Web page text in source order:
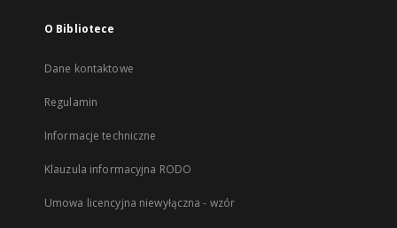
O Bibliotece
Dane kontaktowe
Regulamin
Informacje techniczne
Klauzula informacyjna RODO
Umowa licencyjna niewyłączna - wzór